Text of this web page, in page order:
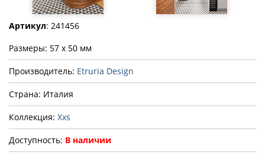
Артикул: 241456
Размеры: 57 x 50 мм
Производитель: Etruria Design
Страна: Италия
Коллекция: Xxs
Доступность: В наличии